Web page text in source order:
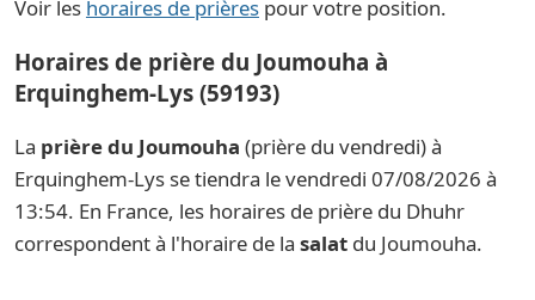
Voir les horaires de prières pour votre position.
Horaires de prière du Joumouha à
Erquinghem-Lys (59193)
La prière du Joumouha (prière du vendredi) à
Erquinghem-Lys se tiendra le vendredi 07/08/2026 à
13:54. En France, les horaires de prière du Dhuhr
correspondent à l'horaire de la salat du Joumouha.